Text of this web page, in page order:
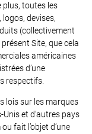
plus, toutes les
devises,
(collectivement
Site, que cela
américaines
d’une
respectifs.
lois sur les marques
et d’autres pays
fait l’objet d’une